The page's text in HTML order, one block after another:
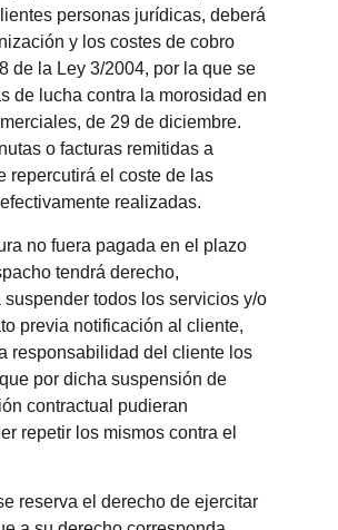
personas jurídicas, deberá
y los costes de cobro
de la Ley 3/2004, por la que se
de lucha contra la morosidad en
de 29 de diciembre.
o facturas remitidas a
repercutirá el coste de las
realizadas.
no fuera pagada en el plazo
tendrá derecho,
todos los servicios y/o
previa notificación al cliente,
responsabilidad del cliente los
por dicha suspensión de
contractual pudieran
repetir los mismos contra el
reserva el derecho de ejercitar